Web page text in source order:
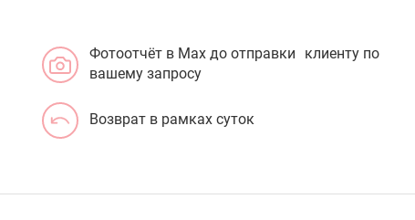
Фотоотчёт в Max до отправки клиенту по
вашему запросу
Возврат в рамках суток